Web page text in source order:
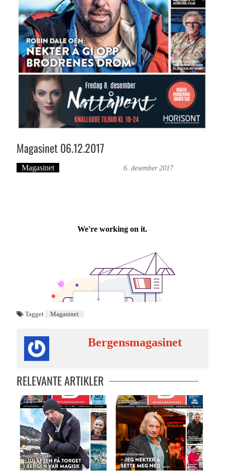
Magasinet 06.12.2017
Magasinet 6. desember 2017
Tagget Magasinet
Bergensmagasinet
RELEVANTE ARTIKLER